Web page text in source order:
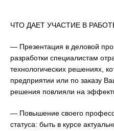
ЧТО ДАЕТ УЧАСТИЕ В
— Презентация в деловой
разработки специалистам
технологических решениях,
предприятии или по заказу
решения повлияли на
— Повышение своего
статуса: быть в курсе